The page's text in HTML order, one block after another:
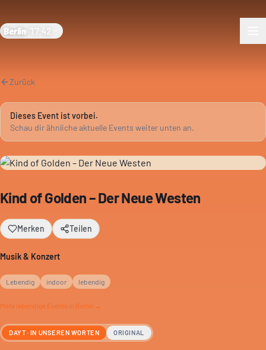
Berlin 17:42
Zurück
Dieses Event ist vorbei.
Schau dir ähnliche aktuelle Events weiter unten an.
Kind of Golden – Der Neue Westen
Merken Teilen
Musik & Konzert
Lebendig indoor lebendig
Mehr lebendige Events in Berlin →
DAYT · IN UNSEREN WORTEN ORIGINAL